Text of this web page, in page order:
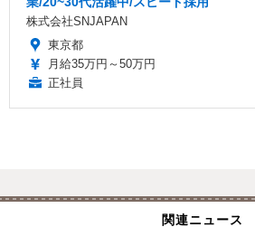
株式会社SNJAPAN
東京都
月給35万円～50万円
正社員
関連ニュース